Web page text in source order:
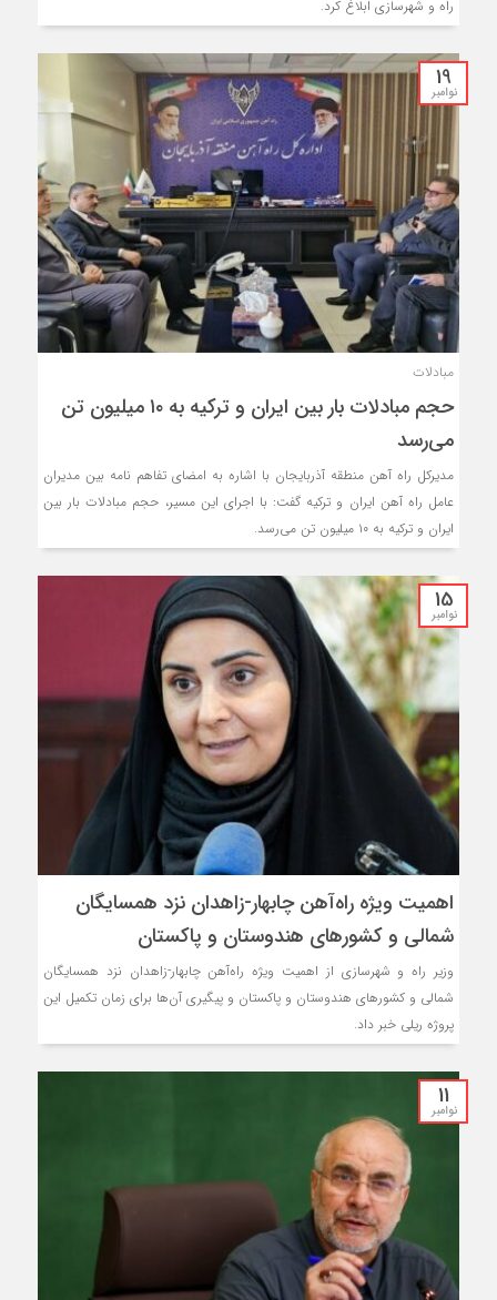
راه و شهرسازی ابلاغ کرد.
19
نوامبر
مبادلات
حجم مبادلات بار بین ایران و ترکیه به ۱۰ میلیون تن
می‌رسد
مدیرکل راه آهن منطقه آذربایجان با اشاره به امضای تفاهم نامه بین مدیران
عامل راه آهن ایران و ترکیه گفت: با اجرای این مسیر، حجم مبادلات بار بین
ایران و ترکیه به ۱۰ میلیون تن می‌رسد.
15
نوامبر
اهمیت ویژه راه‌آهن چابهار-زاهدان نزد همسایگان
شمالی و کشورهای هندوستان و پاکستان
وزیر راه و شهرسازی از اهمیت ویژه راه‌آهن چابهار-زاهدان نزد همسایگان
شمالی و کشورهای هندوستان و پاکستان و پیگیری آن‌ها برای زمان تکمیل این
پروژه ریلی خبر داد.
11
نوامبر